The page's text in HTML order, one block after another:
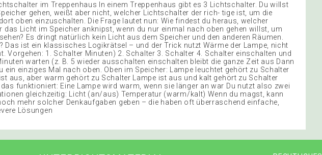
im Treppenhaus In einem Treppenhaus gibt es 3 Lichtschalter. Du willst
gehen, weißt aber nicht, welcher Lichtschalter der rich- tige ist, um die
dort oben einzuschalten. Die Frage lautet nun: Wie findest du heraus, welcher
das Licht im Speicher anknipst, wenn du nur einmal nach oben gehen willst, um
Es dringt natürlich kein Licht aus dem Speicher und den anderen Räumen.
Das ist ein klassisches Logikrätsel – und der Trick nutzt Wärme der Lampe, nicht
Vorgehen: 1. Schalter Minuten) 2. Schalter 3. Schalter 4. Schalter einschalten und
warten (z. B. 5 wieder ausschalten einschalten bleibt die ganze Zeit aus Dann
ein einziges Mal nach oben. Oben im Speicher: Lampe leuchtet gehört zu Schalter
ist aus, aber warm gehört zu Schalter Lampe ist aus und kalt gehört zu Schalter
funktioniert: Eine Lampe wird warm, wenn sie länger an war Du nutzt also zwei
gleichzeitig: Licht (an/aus) Temperatur (warm/kalt) Wenn du magst, kann
mehr solcher Denkaufgaben geben – die haben oft überraschend einfache,
Lösungen